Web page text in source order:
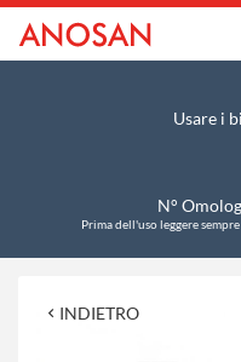
Usare i
N°
Prima dell'uso leggere
INDIETRO